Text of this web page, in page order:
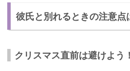
彼氏と別れるときの注意点
クリスマス直前は避けよう！